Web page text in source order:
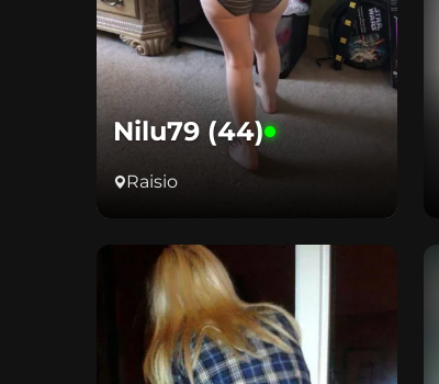
Nilu79 (44)
Raisio